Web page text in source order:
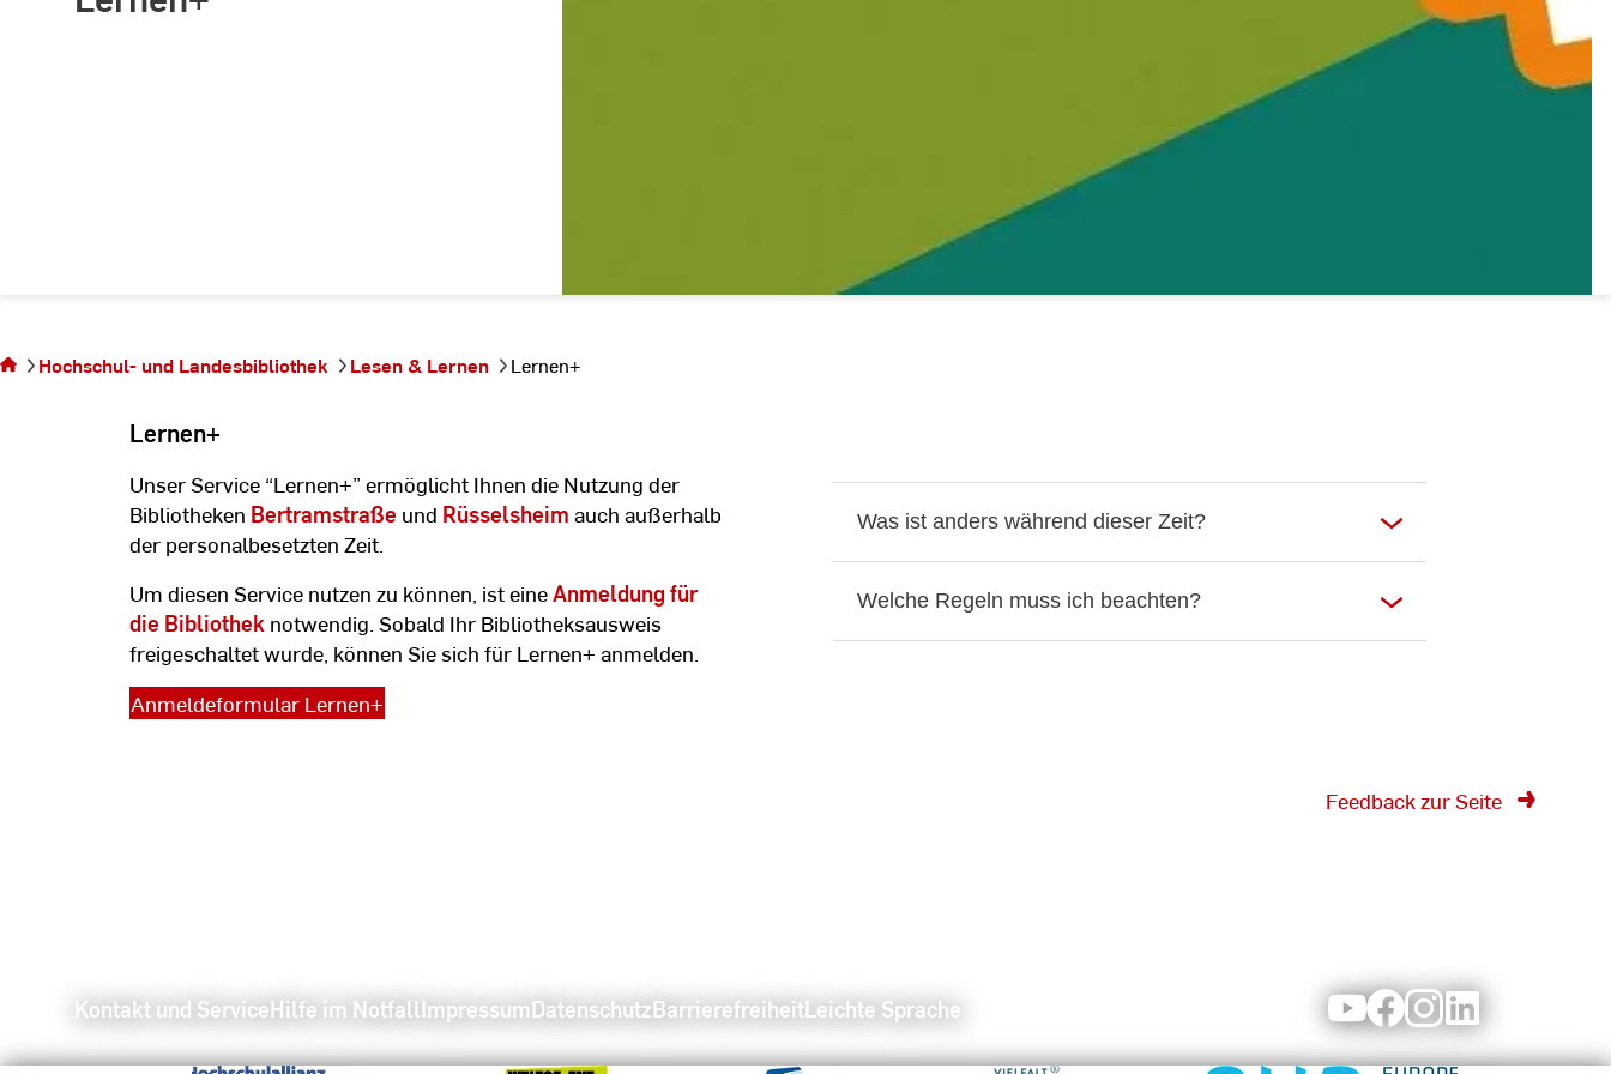
sich auf
der
Hochschul- und Landesbibliothek Lesen & Lernen Lernen+
Lernen+
Unser Service “Lernen+” ermöglicht Ihnen die Nutzung der
Bibliotheken Bertramstraße und Rüsselsheim auch außerhalb
der personalbesetzten Zeit.
Um diesen Service nutzen zu können, ist eineAnmeldung für
die Bibliothek notwendig. Sobald Ihr Bibliotheksausweis
freigeschaltet wurde, können Sie sich für Lernen+ anmelden.
Anmeldeformular Lernen+
Was ist anders während dieser Zeit?
Welche Regeln muss ich beachten?
Feedback zur Seite
Kontakt und ServiceHilfe im NotfallImpressumDatenschutzBarrierefreiheitLeichte Sprache YoutubeFacebookInstagram